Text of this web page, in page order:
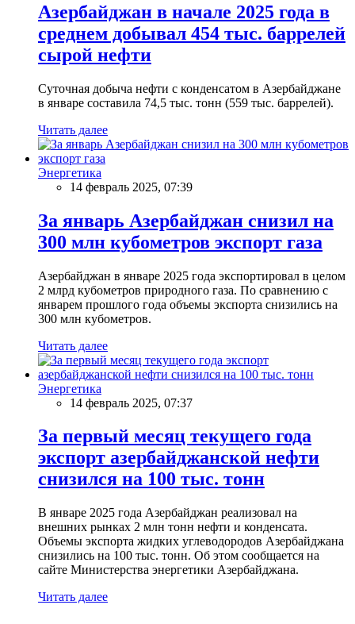
Азербайджан в начале 2025 года в
среднем добывал 454 тыс. баррелей
сырой нефти
Суточная добыча нефти с конденсатом в Азербайджане
в январе составила 74,5 тыс. тонн (559 тыс. баррелей).
Читать далее
Энергетика
14 февраль 2025, 07:39
За январь Азербайджан снизил на
300 млн кубометров экспорт газа
Азербайджан в январе 2025 года экспортировал в целом
2 млрд кубометров природного газа. По сравнению с
январем прошлого года объемы экспорта снизились на
300 млн кубометров.
Читать далее
Энергетика
14 февраль 2025, 07:37
За первый месяц текущего года
экспорт азербайджанской нефти
снизился на 100 тыс. тонн
В январе 2025 года Азербайджан реализовал на
внешних рынках 2 млн тонн нефти и конденсата.
Объемы экспорта жидких углеводородов Азербайджана
снизились на 100 тыс. тонн. Об этом сообщается на
сайте Министерства энергетики Азербайджана.
Читать далее